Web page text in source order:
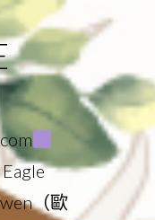
（歐